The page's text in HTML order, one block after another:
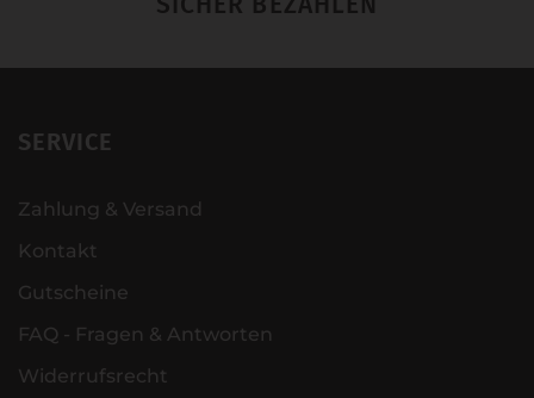
SERVICE
Zahlung & Versand
Kontakt
Gutscheine
FAQ - Fragen & Antworten
Widerrufsrecht